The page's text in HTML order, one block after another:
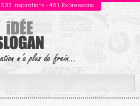
533 Inspirations - 481 Expressions